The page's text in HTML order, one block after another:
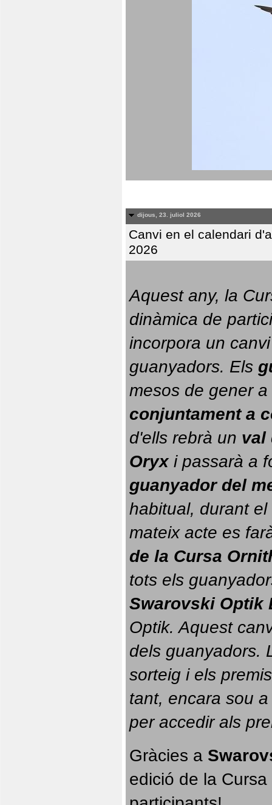
dijous, 23. juliol 2026
Canvi en el calendari
2026
Aquest any, la
dinàmica de
incorpora un
guanyadors. Els
conjuntament a
d'ells rebrà un val
Oryx i passarà a
guanyador del
habitual, durant el
mateix acte es
de la Cursa
tots els
Swarovski Optik
Optik. Aquest
dels guanyadors.
sorteig i els
tant, encara sou
per accedir als
Gràcies a
edició de la